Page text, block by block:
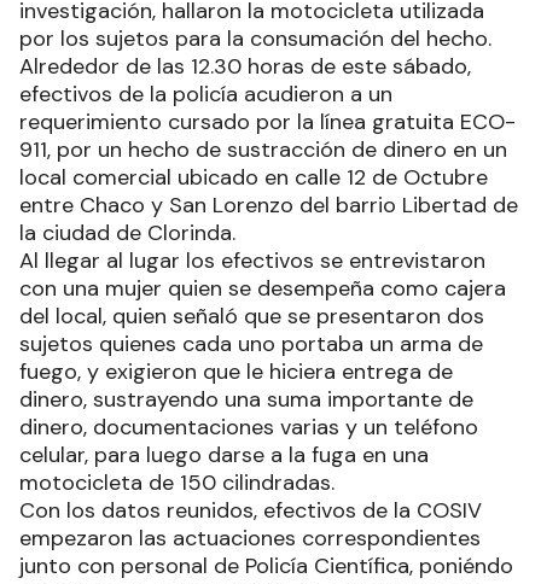
investigación, hallaron la motocicleta utilizada
por los sujetos para la consumación del hecho.
Alrededor de las 12.30 horas de este sábado,
efectivos de la policía acudieron a un
requerimiento cursado por la línea gratuita ECO-
911, por un hecho de sustracción de dinero en un
local comercial ubicado en calle 12 de Octubre
entre Chaco y San Lorenzo del barrio Libertad de
la ciudad de Clorinda.
Al llegar al lugar los efectivos se entrevistaron
con una mujer quien se desempeña como cajera
del local, quien señaló que se presentaron dos
sujetos quienes cada uno portaba un arma de
fuego, y exigieron que le hiciera entrega de
dinero, sustrayendo una suma importante de
dinero, documentaciones varias y un teléfono
celular, para luego darse a la fuga en una
motocicleta de 150 cilindradas.
Con los datos reunidos, efectivos de la COSIV
empezaron las actuaciones correspondientes
junto con personal de Policía Científica, poniéndo